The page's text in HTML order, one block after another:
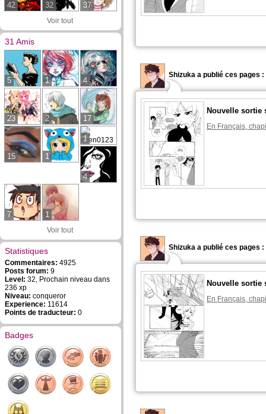
42 32 37
Voir tout
31 Amis
5 1 4
23 2 17
15 1
1
4
7 1
Voir tout
Statistiques
Commentaires: 4925
Posts forum: 9
Level: 32, Prochain niveau dans
236 xp
Niveau: conqueror
Experience: 11614
Points de traducteur: 0
Badges
Shizuka a publié ces pages :
Nouvelle sortie
En Français,
Shizuka a publié ces pages :
Nouvelle sortie
En Français,